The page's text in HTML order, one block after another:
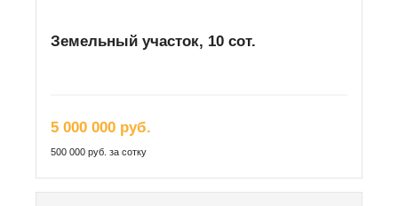
Земельный участок, 10 сот.
5 000 000 руб.
500 000 руб. за сотку